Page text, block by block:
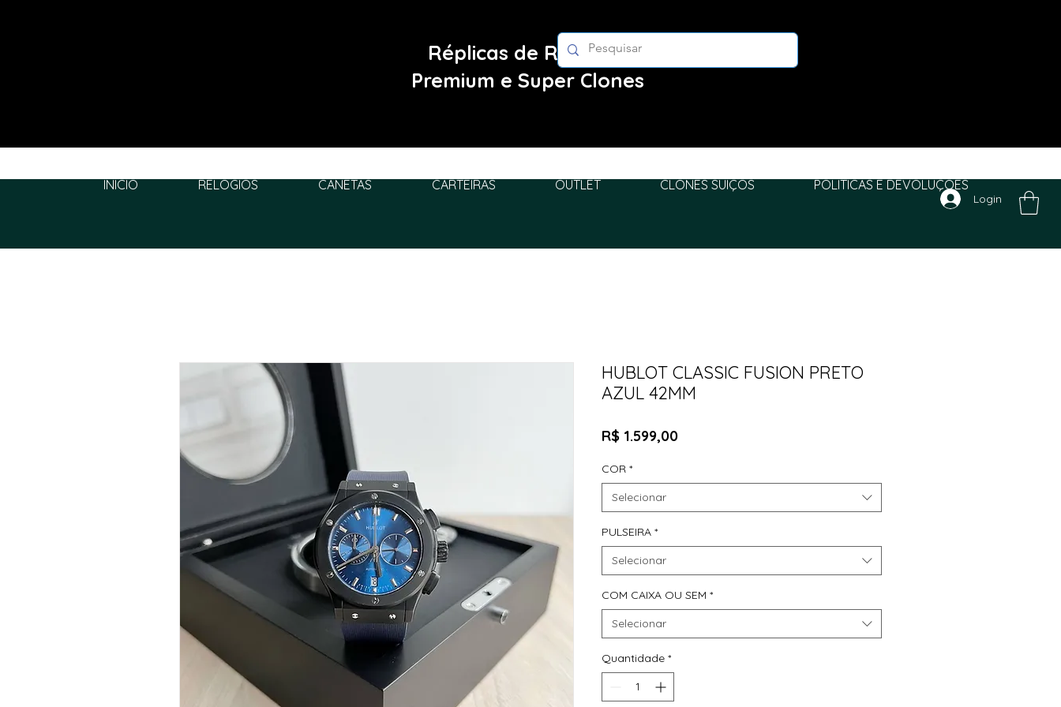
Réplicas de Relógios
Premium e Super Clones
INÍCIO RELÓGIOS CANETAS CARTEIRAS OUTLET CLONES SUIÇOS POLITICAS E DEVOLUÇÕES
Login
HUBLOT CLASSIC FUSION PRETO
AZUL 42MM
R$ 1.599,00Preço
COR *
Selecionar
PULSEIRA *
Selecionar
COM CAIXA OU SEM *
Selecionar
Quantidade *